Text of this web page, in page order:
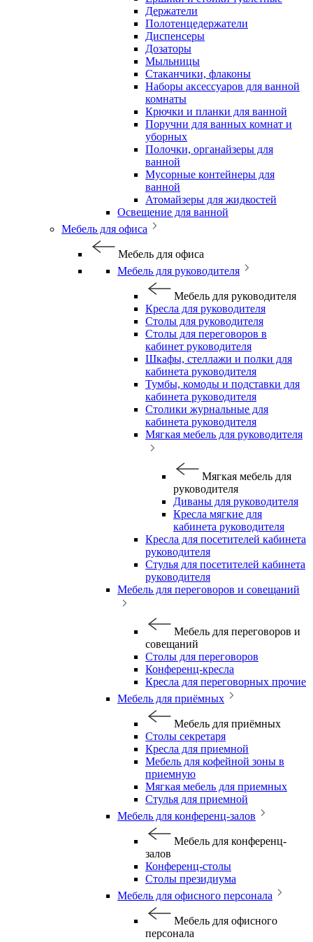
Держатели
Полотенцедержатели
Диспенсеры
Дозаторы
Мыльницы
Стаканчики, флаконы
Наборы аксессуаров для ванной
комнаты
Крючки и планки для ванной
Поручни для ванных комнат и
уборных
Полочки, органайзеры для
ванной
Мусорные контейнеры для
ванной
Атомайзеры для жидкостей
Освещение для ванной
Мебель для офиса
Мебель для офиса
Мебель для руководителя
Мебель для руководителя
Кресла для руководителя
Столы для руководителя
Столы для переговоров в
кабинет руководителя
Шкафы, стеллажи и полки для
кабинета руководителя
Тумбы, комоды и подставки для
кабинета руководителя
Столики журнальные для
кабинета руководителя
Мягкая мебель для руководителя
Мягкая мебель для
руководителя
Диваны для руководителя
Кресла мягкие для
кабинета руководителя
Кресла для посетителей кабинета
руководителя
Стулья для посетителей кабинета
руководителя
Мебель для переговоров и совещаний
Мебель для переговоров и
совещаний
Столы для переговоров
Конференц-кресла
Кресла для переговорных прочие
Мебель для приёмных
Мебель для приёмных
Столы секретаря
Кресла для приемной
Мебель для кофейной зоны в
приемную
Мягкая мебель для приемных
Стулья для приемной
Мебель для конференц-залов
Мебель для конференц-
залов
Конференц-столы
Столы президиума
Мебель для офисного персонала
Мебель для офисного
персонала